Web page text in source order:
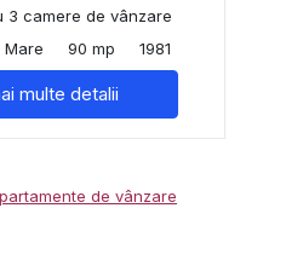
3 camere de vânzare
Mare
90 mp 1981
multe detalii
de vânzare